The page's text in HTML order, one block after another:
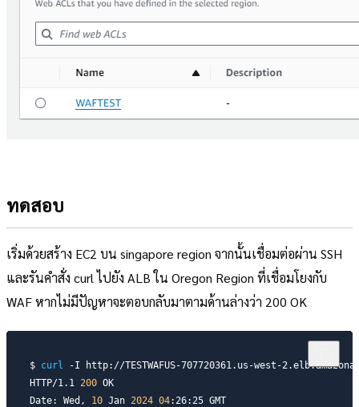
ทดสอบ
เริ่มด้วยสร้าง EC2 บน singapore region จากนั้นเชื่อมต่อผ่าน SSH
และรันคำสั่ง curl ไปยัง ALB ใน Oregon Region ที่เชื่อมโยงกับ
WAF หากไม่มีปัญหาจะตอบกลับมาตามด้านล่างว่า 200 OK
$ curl -I http://TESTWAFUS-707720361.us-west-
HTTP/1.1 200 OK
Date: Wed, 10 Jan 2024 04:26:25 GMT